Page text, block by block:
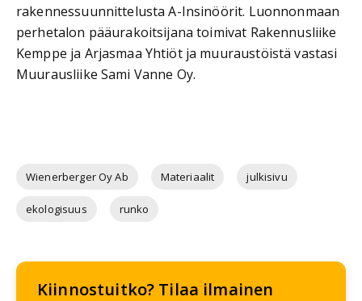
rakennessuunnittelusta A-Insinöörit. Luonnonmaan
perhetalon pääurakoitsijana toimivat Rakennusliike
Kemppe ja Arjasmaa Yhtiöt ja muuraustöistä vastasi
Muurausliike Sami Vanne Oy.
Wienerberger Oy Ab Materiaalit julkisivu
ekologisuus runko
Kiinnostuitko? Tilaa ilmainen